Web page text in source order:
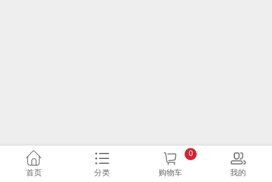
首页 分类 购物车
0
我的